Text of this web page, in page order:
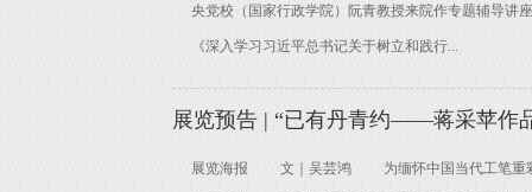
央党校（国家行政学院）阮青教授来院作专题辅导
《深入学习习近平总书记关于树立和践行...
展览预告 | “已有丹青约——蒋采苹作
展览海报 文｜吴芸鸿 为缅怀中国当代工笔重彩画